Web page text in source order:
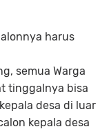
harus
semua Warga
tinggalnya bisa
desa di luar
kepala desa